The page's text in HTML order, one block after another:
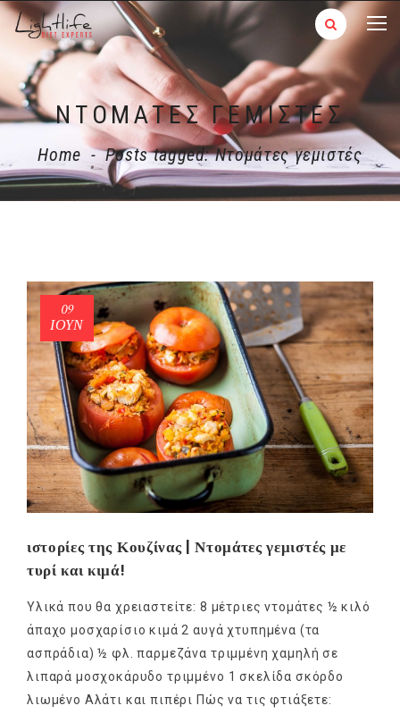
ΝΤΟΜΆΤΕΣ ΓΕΜΙΣΤΈΣ
Home - Posts tagged: Ντομάτες γεμιστές
09
ΙΟΎΝ
ιστορίες της Κουζίνας | Ντομάτες γεμιστές με
τυρί και κιμά!
Υλικά που θα χρειαστείτε: 8 μέτριες ντομάτες ½ κιλό
άπαχο μοσχαρίσιο κιμά 2 αυγά χτυπημένα (τα
ασπράδια) ½ φλ. παρμεζάνα τριμμένη χαμηλή σε
λιπαρά μοσχοκάρυδο τριμμένο 1 σκελίδα σκόρδο
λιωμένο Αλάτι και πιπέρι Πώς να τις φτιάξετε: